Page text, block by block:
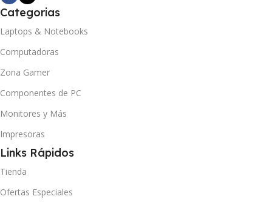
Categorias
Laptops & Notebooks
Computadoras
Zona Gamer
Componentes de PC
Monitores y Más
Impresoras
Links Rápidos
Tienda
Ofertas Especiales